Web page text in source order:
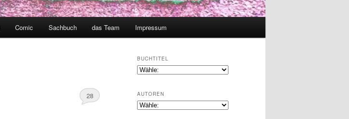
Comic Sachbuch das Team Impressum
28
BUCHTITEL
AUTOREN